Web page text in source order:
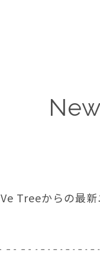
Ve Treeからの最新